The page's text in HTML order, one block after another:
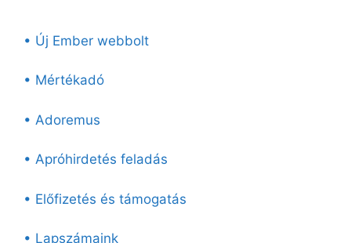
• Új Ember webbolt
• Mértékadó
• Adoremus
• Apróhirdetés feladás
• Előfizetés és támogatás
• Lapszámaink